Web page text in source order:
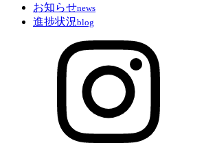
お知らせnews
進捗状況blog